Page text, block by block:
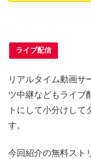
ライブ配信
リアルタイム動画サ
ツ中継などもライブ
トにして小分けし
す。
今回紹介の無料スト